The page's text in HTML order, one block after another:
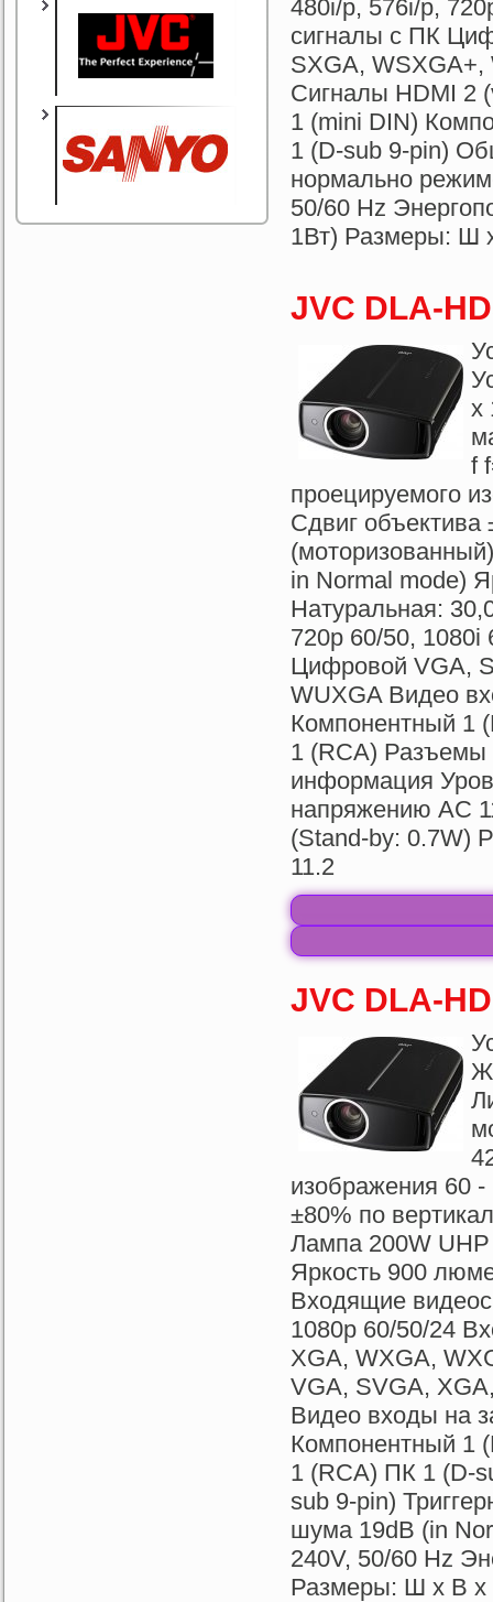
480i/p, 576i/p,
сигналы с ПК
SXGA,
Сигналы HDMI 2
1 (mini DIN)
1 (D-sub 9-pin)
нормально
50/60 Hz
1Вт) Размеры: Ш
JVC DLA-
x
f
проецируемого
Сдвиг объектива
in Normal mode)
Натуральная:
720p 60/50,
Цифровой VGA,
WUXGA Видео
Компонентный 1
1 (RCA) Разъемы
информация
напряжению AC
(Stand-by: 0.7W)
11.2
JVC DLA-
изображения 60
±80% по
Лампа 200W
Яркость 900
Входящие
1080p 60/50/24
XGA, WXGA,
VGA, SVGA,
Видео входы на
Компонентный 1
1 (RCA) ПК 1 (D-
sub 9-pin)
шума 19dB (in
240V, 50/60 Hz
Размеры: Ш x В x